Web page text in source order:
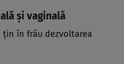
și vaginală
țin în frâu dezvoltarea